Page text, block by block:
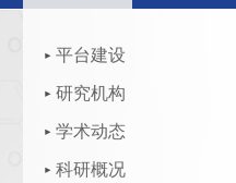
平台建设
研究机构
学术动态
科研概况